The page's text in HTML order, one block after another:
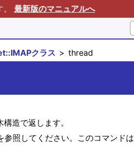
最新版のマニュアルへ
クラス thread
造で返します。
照してください。このコマンドは